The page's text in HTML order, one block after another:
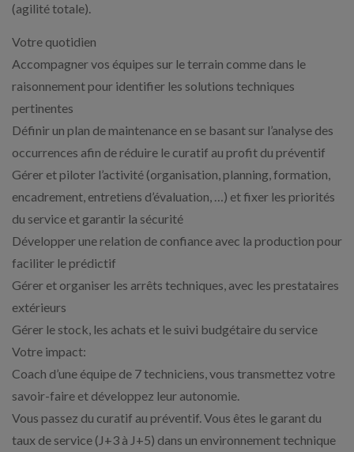
(agilité totale).
Votre quotidien
Accompagner vos équipes sur le terrain comme dans le
raisonnement pour identifier les solutions techniques
pertinentes
Définir un plan de maintenance en se basant sur l’analyse des
occurrences afin de réduire le curatif au profit du préventif
Gérer et piloter l’activité (organisation, planning, formation,
encadrement, entretiens d’évaluation, …) et fixer les priorités
du service et garantir la sécurité
Développer une relation de confiance avec la production pour
faciliter le prédictif
Gérer et organiser les arrêts techniques, avec les prestataires
extérieurs
Gérer le stock, les achats et le suivi budgétaire du service
Votre impact:
Coach d’une équipe de 7 techniciens, vous transmettez votre
savoir-faire et développez leur autonomie.
Vous passez du curatif au préventif. Vous êtes le garant du
taux de service (J+3 à J+5) dans un environnement technique